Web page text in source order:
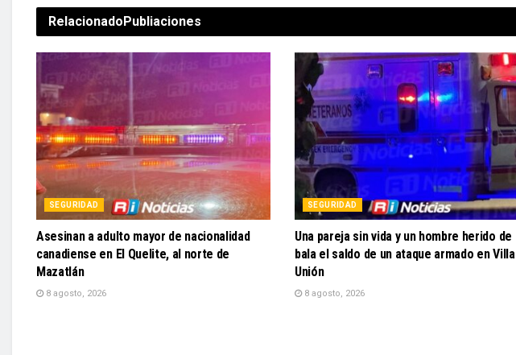
RelacionadoPubliaciones
SEGURIDAD
Asesinan a adulto mayor de nacionalidad
canadiense en El Quelite, al norte de
Mazatlán
8 agosto, 2026
SEGURIDAD
Una pareja sin vida y un hombre herido de
bala el saldo de un ataque armado en Villa
Unión
8 agosto, 2026